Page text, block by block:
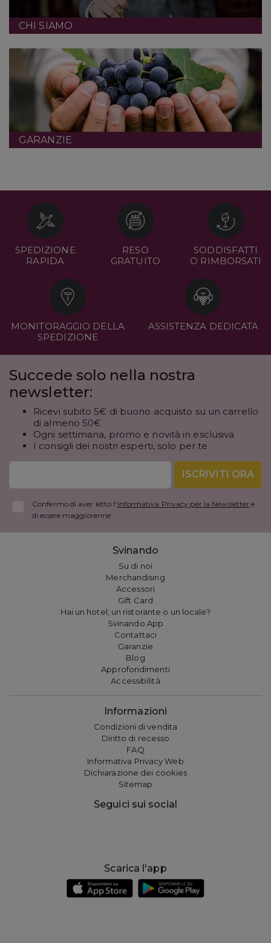
CHI SIAMO
GARANZIE
SPEDIZIONE
RAPIDA
RESO
GRATUITO
SODDISFATTI
O RIMBORSATI
MONITORAGGIO DELLA
SPEDIZIONE
ASSISTENZA DEDICATA
Succede solo nella nostra
newsletter:
Ricevi subito 5€ di buono acquisto su un carrello
di almeno 50€
Ogni settimana, promo e novità in esclusiva
I consigli dei nostri esperti, solo per te
ISCRIVITI ORA
Confermo di aver letto l' Informativa Privacy per la Newsletter e
di essere maggiorenne
Svinando
Su di noi
Merchandising
Accessori
Gift Card
Hai un hotel, un ristorante o un locale?
Svinando App
Contattaci
Garanzie
Blog
Approfondimenti
Accessibilità
Informazioni
Condizioni di vendita
Diritto di recesso
FAQ
Informativa Privacy Web
Dichiarazione dei cookies
Sitemap
Seguici sui social
Scarica l'app